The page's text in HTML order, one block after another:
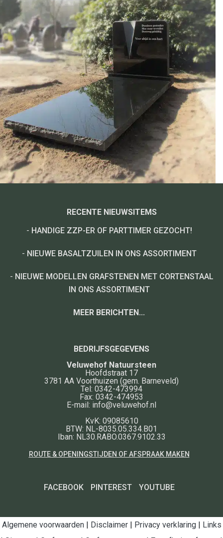
BEDRIJFSGEGEVENS
Veluwehof Natuursteen
Hoofdstraat 17
3781 AA Voorthuizen (gem. Barneveld)
Tel: 0342-473994
Fax: 0342-474953
E-mail: info@veluwehof.nl
KvK: 09085610
BTW: NL-8035.05.334.B01
Iban: NL30.RABO.0367.9102.33
ROUTE & OPENINGSTIJDEN OF AFSPRAAK MAKEN
RECENTE NIEUWSITEMS
- HANDIGE ZZP-ER OF PARTTIMER GEZOCHT!
- NIEUWE BASALTZUILEN IN ONS ASSORTIMENT
- NIEUWE MODELLEN GRAFSTENEN MET CORTENSTAAL
IN ONS ASSORTIMENT
MEER BERICHTEN...
FACEBOOK PINTEREST YOUTUBE
Algemene voorwaarden| Disclaimer| Privacy verklaring| Links